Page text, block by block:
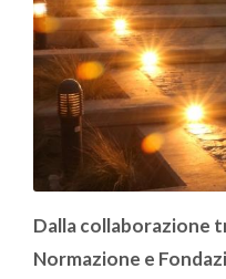
Dalla collaborazione
Normazione e